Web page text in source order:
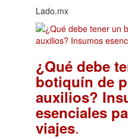
Lado.mx
¿Qué debe
botiquín de
auxilios?
esenciales
viajes.